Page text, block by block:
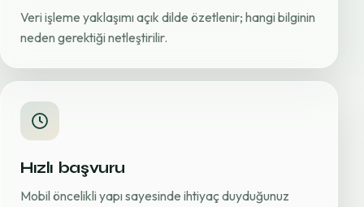
Veri işleme yaklaşımı açık dilde özetlenir; hangi bilginin
neden gerektiği netleştirilir.
Hızlı başvuru
Mobil öncelikli yapı sayesinde ihtiyaç duyduğunuz